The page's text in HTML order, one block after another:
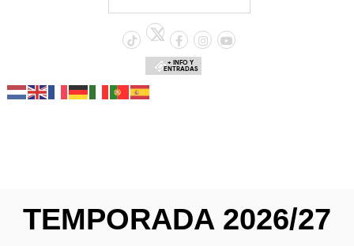
+ INFO Y
ENTRADAS
TEMPORADA 2026/27